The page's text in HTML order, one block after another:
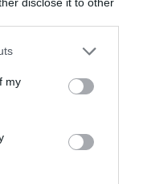
one or more Google
You may click to
third-party tags to
in below Google
my
euro pe rutele
făcute de
a ales, la rândul
TAP
, din Portugalia,
acum doar
și avertizează că,
pot urma noi